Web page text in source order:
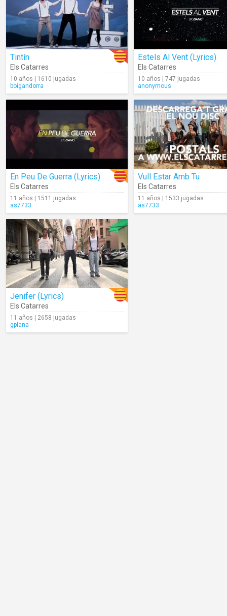
Tintín
Els Catarres
10 años | 1610 jugadas
boigandorra
Estels Al Vent (Lyrics)
Els Catarres
10 años | 747 jugadas
anonymous
En Peu De Guerra (Lyrics)
Els Catarres
11 años | 1511 jugadas
as7733
Vull Estar Amb Tu
Els Catarres
11 años | 1533 jugadas
as7733
Jenifer (Lyrics)
Els Catarres
11 años | 2658 jugadas
gplana